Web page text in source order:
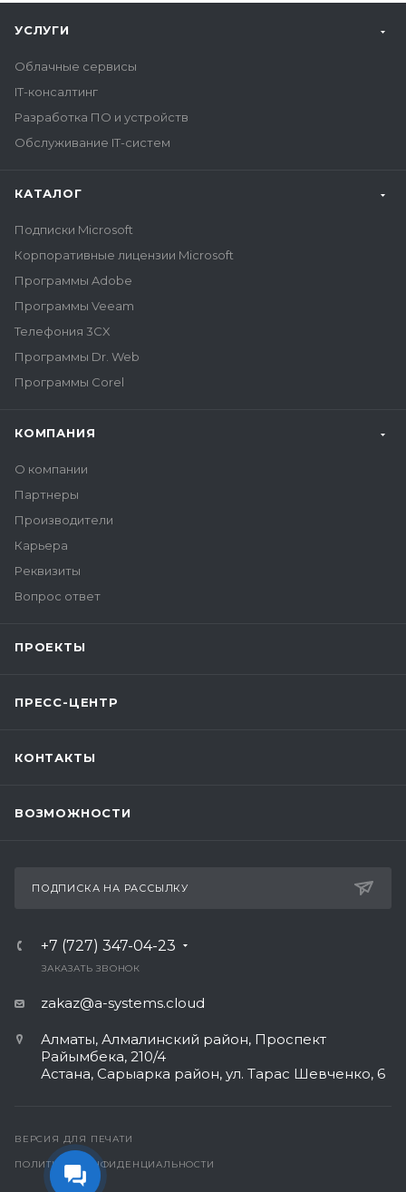
УСЛУГИ
Облачные сервисы
IT-консалтинг
Разработка ПО и устройств
Обслуживание IT-систем
КАТАЛОГ
Подписки Microsoft
Корпоративные лицензии Microsoft
Программы Adobe
Программы Veeam
Телефония 3CX
Программы Dr. Web
Программы Corel
КОМПАНИЯ
О компании
Партнеры
Производители
Карьера
Реквизиты
Вопрос ответ
ПРОЕКТЫ
ПРЕСС-ЦЕНТР
КОНТАКТЫ
ВОЗМОЖНОСТИ
ПОДПИСКА НА РАССЫЛКУ
+7 (727) 347-04-23
ЗАКАЗАТЬ ЗВОНОК
zakaz@a-systems.cloud
Алматы, ​Алмалинский район, Проспект
Райымбека, 210/4
Астана, Сарыарка район, ул. Тарас Шевченко, 6​
ВЕРСИЯ ДЛЯ ПЕЧАТИ
ПОЛИТИКА КОНФИДЕНЦИАЛЬНОСТИ